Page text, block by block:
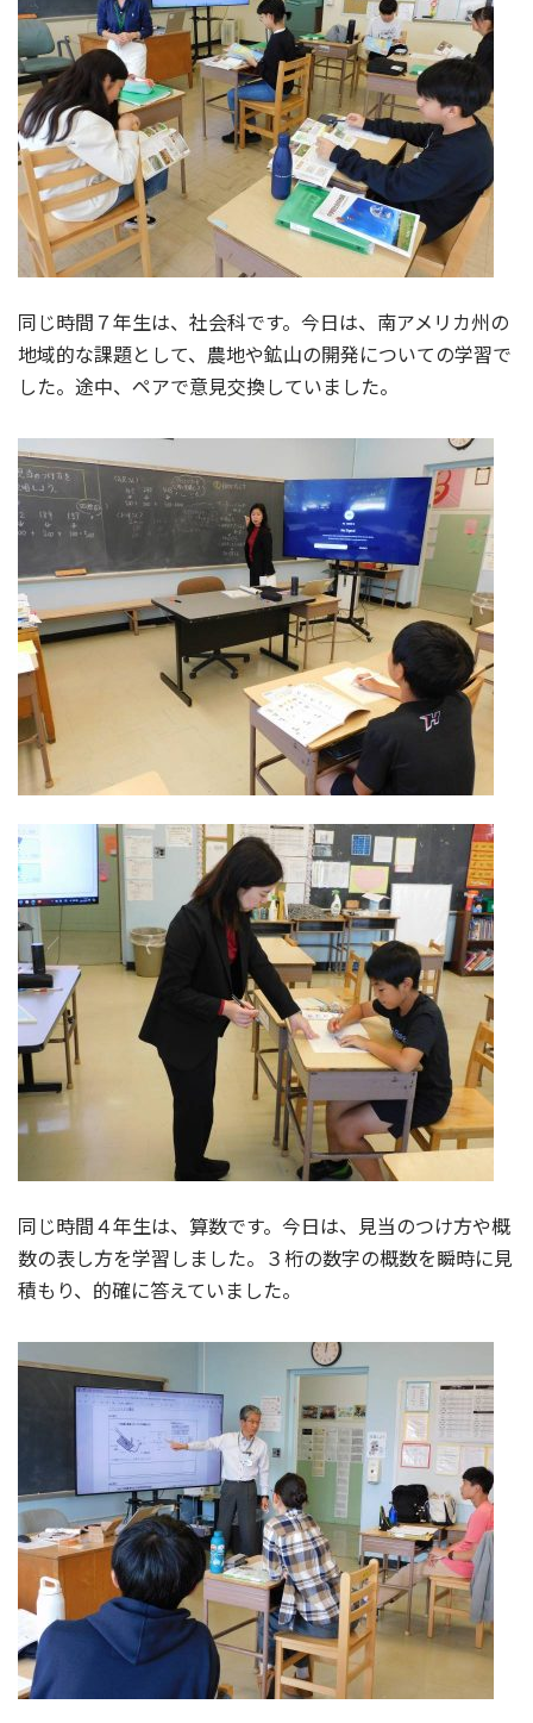
同じ時間７年生は、社会科です。今日は、南アメリカ州の
地域的な課題として、農地や鉱山の開発についての学習で
した。途中、ペアで意見交換していました。
同じ時間４年生は、算数です。今日は、見当のつけ方や概
数の表し方を学習しました。３桁の数字の概数を瞬時に見
積もり、的確に答えていました。